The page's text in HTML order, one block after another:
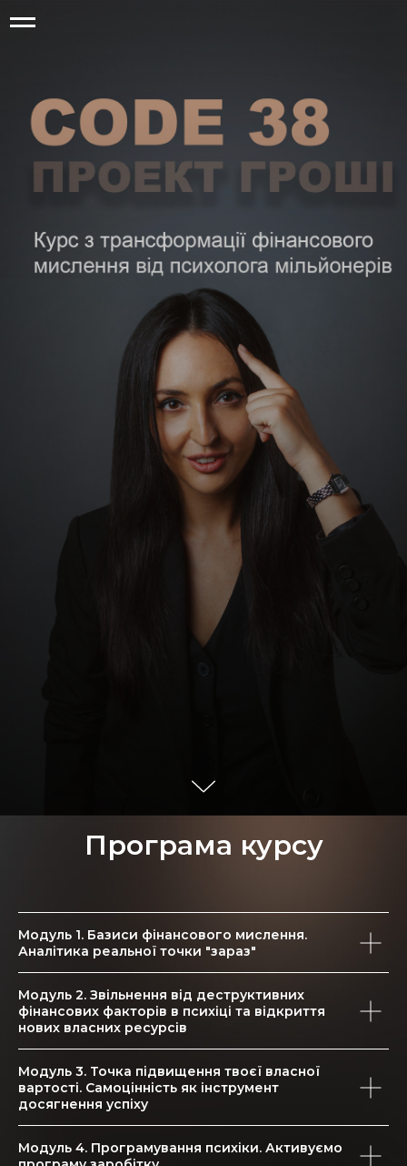
Програма курсу
Модуль 1. Базиси фінансового мислення.
Аналітика реальної точки "зараз"
Модуль 2. Звільнення від деструктивних
фінансових факторів в психіці та відкриття
нових власних ресурсів
Модуль 3. Точка підвищення твоєї власної
вартості. Самоцінність як інструмент
досягнення успіху
Модуль 4. Програмування психіки. Активуємо